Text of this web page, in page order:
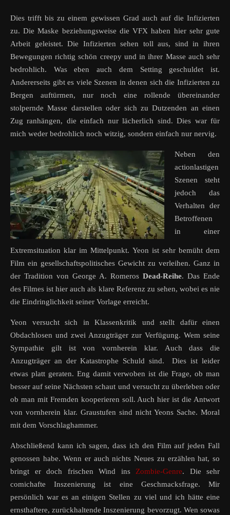
Dies trifft bis zu einem gewissen Grad auch auf die Infizierten
zu. Die Maske beziehungsweise die VFX haben hier sehr gute
Arbeit geleistet. Die Infizierten sehen toll aus, sind in ihren
Bewegungen richtig schön creepy und in ihrer Masse auch sehr
bedrohlich. Was eben auch dem Setting geschuldet ist.
Andererseits gibt es viele Szenen in denen sich die Infizierten zu
Bergen auftürmen, nur noch eine rollende übereinander
stolpernde Masse darstellen oder sich zu Dutzenden an einen
Zug ranhängen, die einfach nur lächerlich sind. Dies war für
mich weder bedrohlich noch witzig, sondern einfach nur nervig.
Neben den
actionlastigen
Szenen steht
jedoch das
Verhalten der
Betroffenen
in einer
Extremsituation klar im Mittelpunkt. Yeon ist sehr bemüht dem
Film ein gesellschaftspolitisches Gewicht zu verleihen. Ganz in
der Tradition von George A. Romeros Dead-Reihe. Das Ende
des Filmes ist hier auch als klare Referenz zu sehen, wobei es nie
die Eindringlichkeit seiner Vorlage erreicht.
Yeon versucht sich in Klassenkritik und stellt dafür einen
Obdachlosen und zwei Anzugträger zur Verfügung. Wem seine
Sympathie gilt ist von vornherein klar. Auch dass die
Anzugträger an der Katastrophe Schuld sind. Dies ist leider
etwas platt geraten. Eng damit verwoben ist die Frage, ob man
besser auf seine Nächsten schaut und versucht zu überleben oder
ob man mit Fremden kooperieren soll. Auch hier ist die Antwort
von vornherein klar. Graustufen sind nicht Yeons Sache. Moral
mit dem Vorschlaghammer.
Abschließend kann ich sagen, dass ich den Film auf jeden Fall
genossen habe. Wenn er auch nichts Neues zu erzählen hat, so
bringt er doch frischen Wind ins Zombie-Genre. Die sehr
comichafte Inszenierung ist eine Geschmacksfrage. Mir
persönlich war es an einigen Stellen zu viel und ich hätte eine
ernsthaftere, zurückhaltende Inszenierung bevorzugt. Wen sowas